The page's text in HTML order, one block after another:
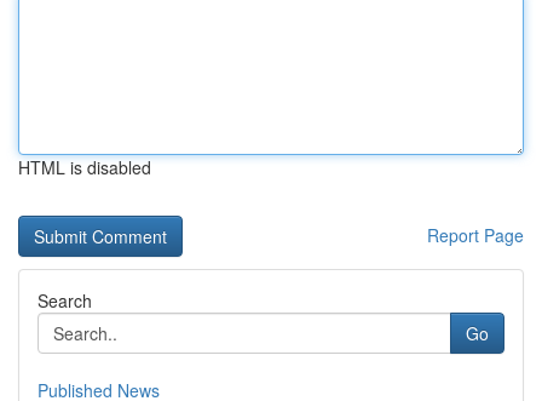
HTML is disabled
Report Page
Search
Go
Published News